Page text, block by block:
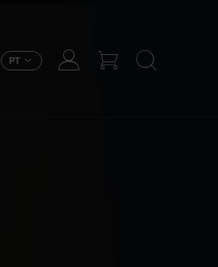
PT